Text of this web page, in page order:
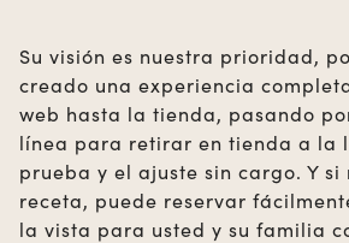
Su visión es nuestra prioridad,
creado una experiencia
web hasta la tienda, pasando
línea para retirar en tienda a la
prueba y el ajuste sin cargo. Y si
receta, puede reservar
la vista para usted y su familia